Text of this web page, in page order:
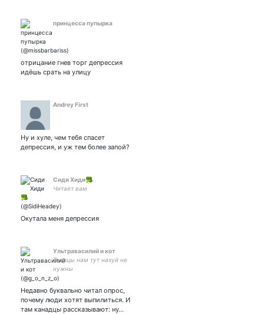
принцесса пупырка
отрицание гнев торг депрессия
идёшь срать на улицу
Andrey First
Ну и хуле, чем тебя спасет
депрессия, и уж тем более запой?
Сиди Хиди🥦
Читает вам
Окутала меня депрессия
Ультравасилий и кот
Творцы нам тут нахуй не
нужны
Недавно буквально читал опрос,
почему люди хотят выпилиться. И
там канадцы рассказывают: ну…